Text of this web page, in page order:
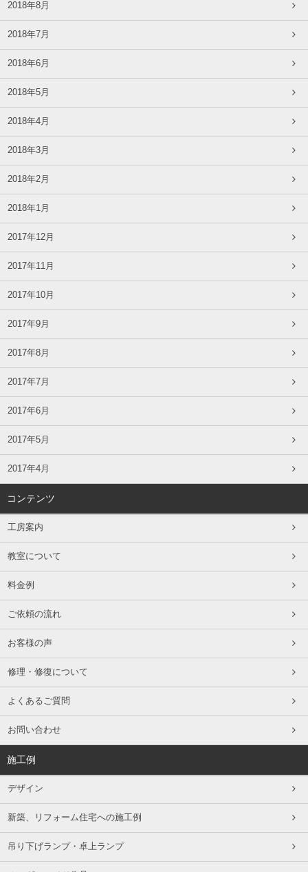
2018年8月
2018年7月
2018年6月
2018年5月
2018年4月
2018年3月
2018年2月
2018年1月
2017年12月
2017年11月
2017年10月
2017年9月
2017年8月
2017年7月
2017年6月
2017年5月
2017年4月
コンテンツ
工房案内
教室について
料金例
ご依頼の流れ
お客様の声
修理・修復について
よくあるご質問
お問い合わせ
施工例
デザイン
新築、リフォーム住宅への施工例
吊り下げランプ・卓上ランプ